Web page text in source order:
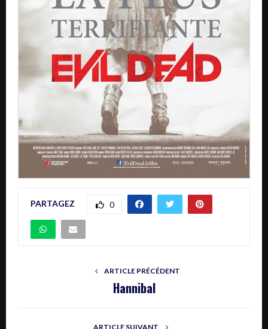
PARTAGEZ 0
ARTICLE PRÉCÉDENT
Hannibal
ARTICLE SUIVANT